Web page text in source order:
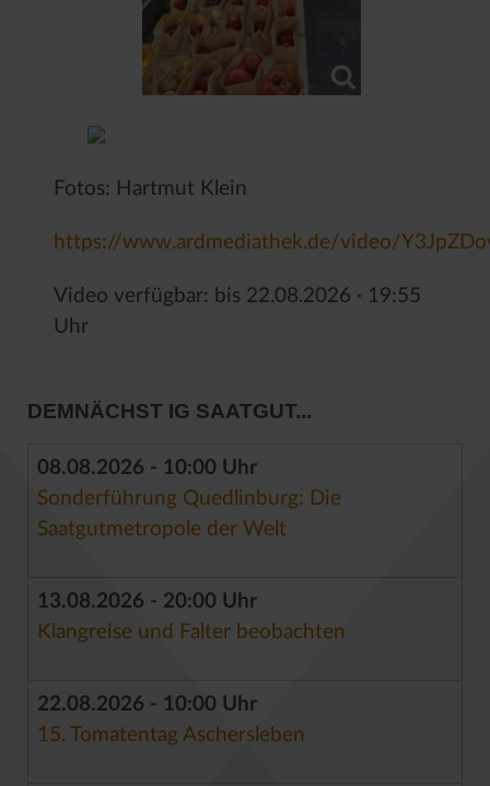
Fotos: Hartmut Klein
https://www.ardmediathek.de/video/
Video verfügbar: bis 22.08.2026 ∙ 19:55
Uhr
DEMNÄCHST IG SAATGUT...
08.08.2026 - 10:00 Uhr
Sonderführung Quedlinburg: Die
Saatgutmetropole der Welt
13.08.2026 - 20:00 Uhr
Klangreise und Falter beobachten
22.08.2026 - 10:00 Uhr
15. Tomatentag Aschersleben